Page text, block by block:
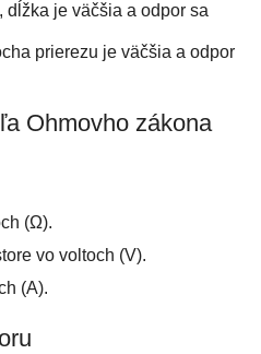
dĺžka je väčšia a odpor sa
prierezu je väčšia a odpor
Ohmovho zákona
(Ω).
vo voltoch (V).
(A).